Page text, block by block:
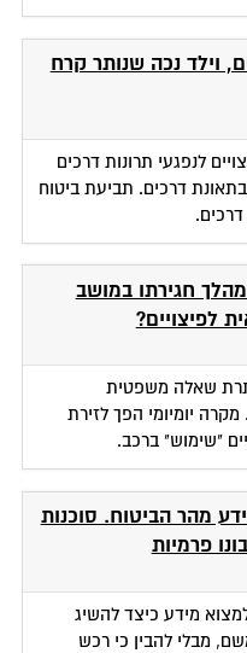
וילד נכה שנותר קרח
לנפגעי תרונות דרכים
דרכים. תביעת ביטוח
חגירתו במושב
לפיצויים?
שאלה משפטית
יומיומי הפך לזירת
"שימוש" ברכב.
מהר הביטוח. סוכנות
פרמיות
מידע כיצד להשיג
מבלי להבין כי רכש